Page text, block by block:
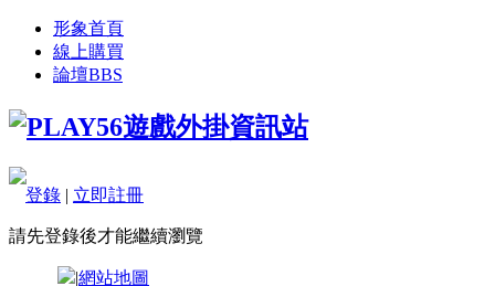
形象首頁
線上購買
論壇BBS
登錄 | 立即註冊
請先登錄後才能繼續瀏覽
|網站地圖